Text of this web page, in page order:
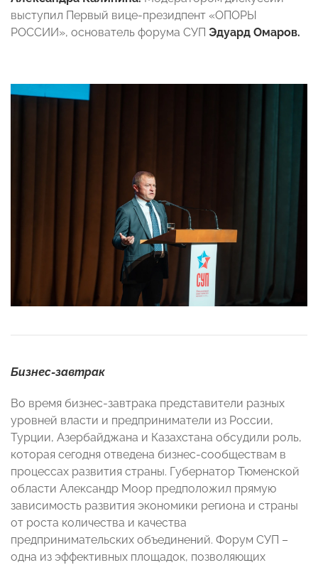
выступил Первый вице-президпент «ОПОРЫ
РОССИИ», основатель форума СУП Эдуард Омаров.
Бизнес-завтрак
Во время бизнес-завтрака представители разных
уровней власти и предприниматели из России,
Турции, Азербайджана и Казахстана обсудили роль,
которая сегодня отведена бизнес-сообществам в
процессах развития страны. Губернатор Тюменской
области Александр Моор предположил прямую
зависимость развития экономики региона и страны
от роста количества и качества
предпринимательских объединений. Форум СУП –
одна из эффективных площадок, позволяющих